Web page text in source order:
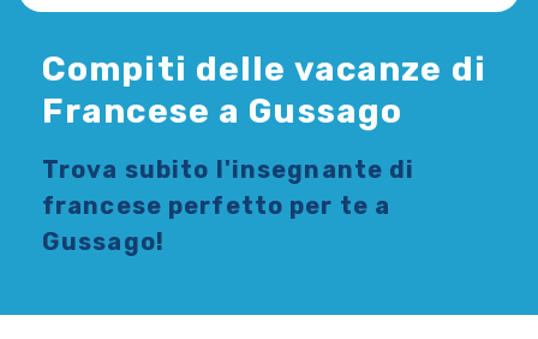
Compiti delle vacanze di
Francese a Gussago
Trova subito l'insegnante di
francese perfetto per te a
Gussago!